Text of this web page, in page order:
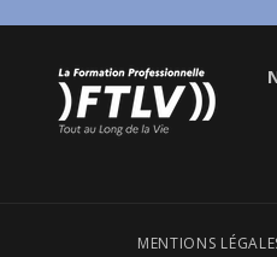
MENTIONS